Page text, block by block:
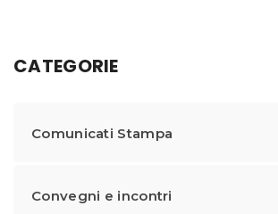
CATEGORIE
Comunicati Stampa
Convegni e incontri